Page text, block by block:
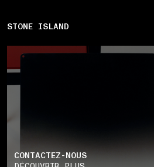
STONE ISLAND
CONTACTEZ-NOUS